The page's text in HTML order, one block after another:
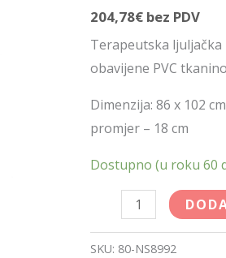
204,78€ bez PDV
Terapeutska
obavijene PVC
Dimenzija: 86 x 102 cm
promjer – 18 cm
Dostupno (u roku 60
SKU: 80-NS8992